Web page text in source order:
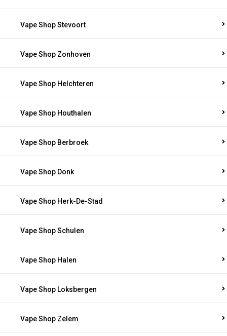
Vape Shop Stevoort
Vape Shop Zonhoven
Vape Shop Helchteren
Vape Shop Houthalen
Vape Shop Berbroek
Vape Shop Donk
Vape Shop Herk-De-Stad
Vape Shop Schulen
Vape Shop Halen
Vape Shop Loksbergen
Vape Shop Zelem